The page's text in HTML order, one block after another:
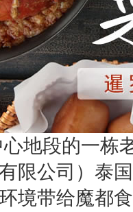
地段的一栋
限公司）泰
境带给魔都